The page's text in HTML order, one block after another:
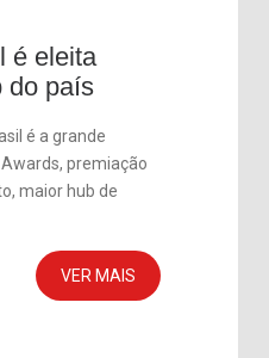
é eleita
do país
é a grande
premiação
maior hub de
VER MAIS